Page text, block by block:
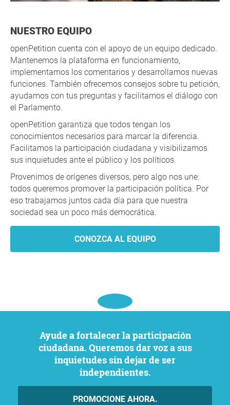
NUESTRO EQUIPO
openPetition cuenta con el apoyo de un equipo dedicado.
Mantenemos la plataforma en funcionamiento,
implementamos los comentarios y desarrollamos nuevas
funciones. También ofrecemos consejos sobre tu petición,
ayudamos con tus preguntas y facilitamos el diálogo con
el Parlamento.
openPetition garantiza que todos tengan los
conocimientos necesarios para marcar la diferencia.
Facilitamos la participación ciudadana y visibilizamos
sus inquietudes ante el público y los políticos.
Provenimos de orígenes diversos, pero algo nos une:
todos queremos promover la participación política. Por
eso trabajamos juntos cada día para que nuestra
sociedad sea un poco más democrática.
CONOZCA AL EQUIPO
Ayude a fortalecer la participación
ciudadana. Queremos dar voz a sus
inquietudes sin dejar de ser
independientes.
PROMOCIONE AHORA.